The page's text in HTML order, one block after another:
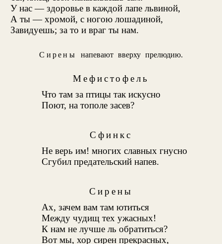
У нас — здоровье в каждой лапе львиной,
А ты — хромой, с ногою лошадиной,
Завидуешь; за то и враг ты нам.
Сирены напевают вверху прелюдию.
Мефистофель
Что там за птицы так искусно
Поют, на тополе засев?
Сфинкс
Не верь им! многих славных гнусно
Сгубил предательский напев.
Сирены
Ах, зачем вам там ютиться
Между чудищ тех ужасных!
К нам не лучше ль обратиться?
Вот мы, хор сирен прекрасных,